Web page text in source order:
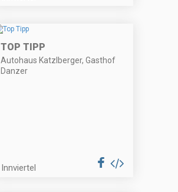
TOP TIPP
Autohaus Katzlberger, Gasthof
Danzer
Innviertel